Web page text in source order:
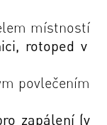
místností
rotoped v
povlečením
zapálení (v